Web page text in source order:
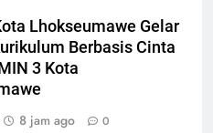
Lhokseumawe Gelar
Berbasis Cinta
3 Kota
8 jam ago 0